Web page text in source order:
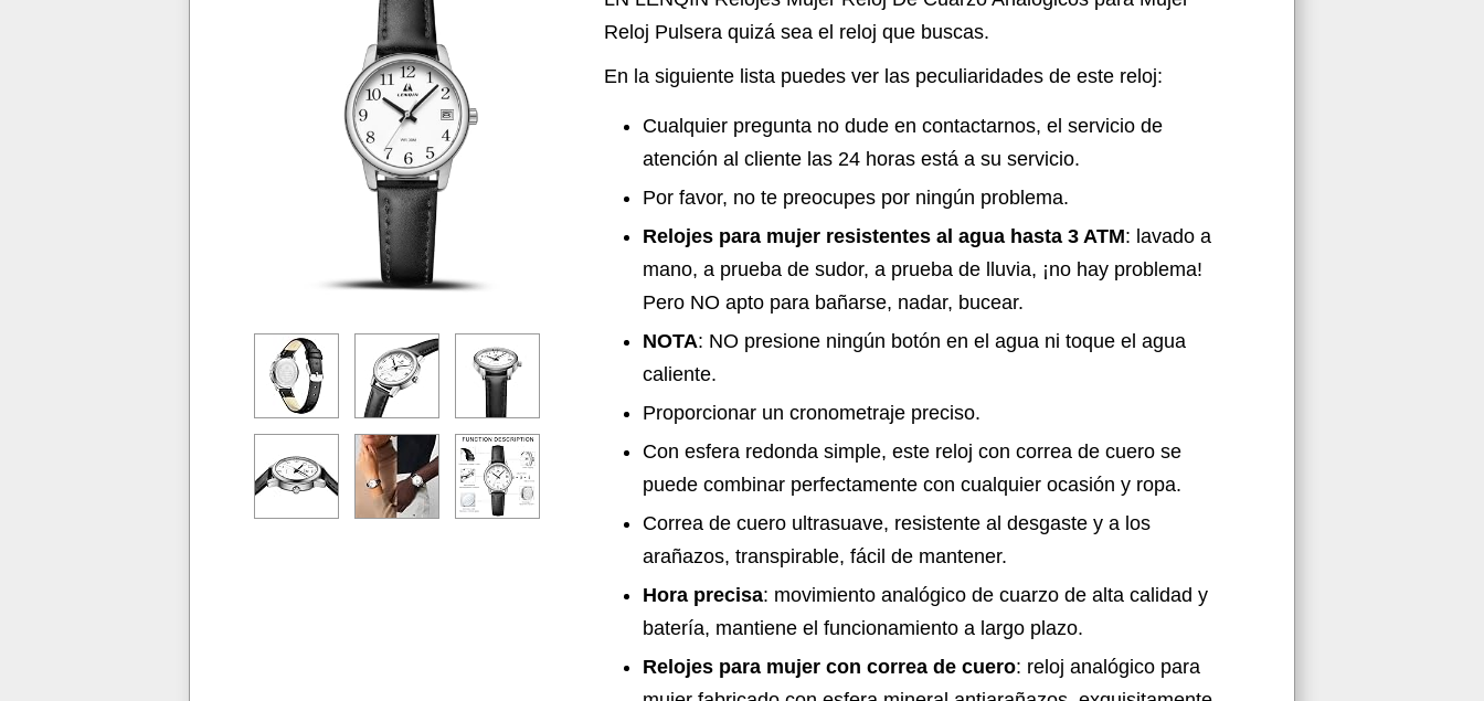
Reloj Pulsera quizá sea el reloj que buscas.
En la siguiente lista puedes ver las peculiaridades de este reloj:
Cualquier pregunta no dude en contactarnos, el servicio de
atención al cliente las 24 horas está a su servicio.
Por favor, no te preocupes por ningún problema.
Relojes para mujer resistentes al agua hasta 3 ATM: lavado a
mano, a prueba de sudor, a prueba de lluvia, ¡no hay problema!
Pero NO apto para bañarse, nadar, bucear.
NOTA: NO presione ningún botón en el agua ni toque el agua
caliente.
Proporcionar un cronometraje preciso.
Con esfera redonda simple, este reloj con correa de cuero se
puede combinar perfectamente con cualquier ocasión y ropa.
Correa de cuero ultrasuave, resistente al desgaste y a los
arañazos, transpirable, fácil de mantener.
Hora precisa: movimiento analógico de cuarzo de alta calidad y
batería, mantiene el funcionamiento a largo plazo.
Relojes para mujer con correa de cuero: reloj analógico para